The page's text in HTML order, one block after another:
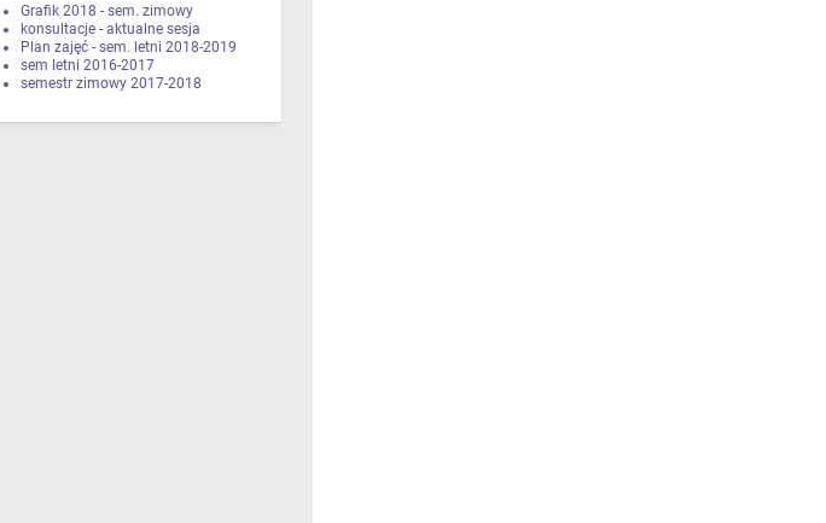
Grafik 2018 - sem. zimowy
konsultacje - aktualne sesja
Plan zajęć - sem. letni 2018-2019
sem letni 2016-2017
semestr zimowy 2017-2018